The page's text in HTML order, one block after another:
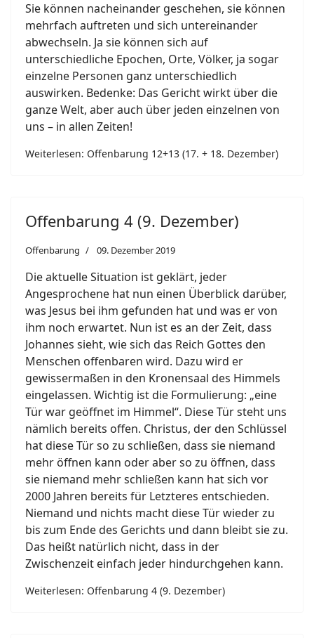
Sie können nacheinander geschehen, sie können
mehrfach auftreten und sich untereinander
abwechseln. Ja sie können sich auf
unterschiedliche Epochen, Orte, Völker, ja sogar
einzelne Personen ganz unterschiedlich
auswirken. Bedenke: Das Gericht wirkt über die
ganze Welt, aber auch über jeden einzelnen von
uns – in allen Zeiten!
Weiterlesen: Offenbarung 12+13 (17. + 18. Dezember)
Offenbarung 4 (9. Dezember)
Offenbarung 09. Dezember 2019
Die aktuelle Situation ist geklärt, jeder
Angesprochene hat nun einen Überblick darüber,
was Jesus bei ihm gefunden hat und was er von
ihm noch erwartet. Nun ist es an der Zeit, dass
Johannes sieht, wie sich das Reich Gottes den
Menschen offenbaren wird. Dazu wird er
gewissermaßen in den Kronensaal des Himmels
eingelassen. Wichtig ist die Formulierung: „eine
Tür war geöffnet im Himmel“. Diese Tür steht uns
nämlich bereits offen. Christus, der den Schlüssel
hat diese Tür so zu schließen, dass sie niemand
mehr öffnen kann oder aber so zu öffnen, dass
sie niemand mehr schließen kann hat sich vor
2000 Jahren bereits für Letzteres entschieden.
Niemand und nichts macht diese Tür wieder zu
bis zum Ende des Gerichts und dann bleibt sie zu.
Das heißt natürlich nicht, dass in der
Zwischenzeit einfach jeder hindurchgehen kann.
Weiterlesen: Offenbarung 4 (9. Dezember)